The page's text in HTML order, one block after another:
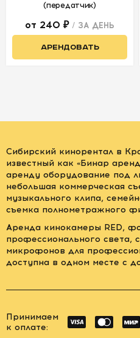
(передатчик)
от 240 ₽ / ЗА ДЕНЬ
АРЕНДОВАТЬ
Сибирский кинорентал в
известный как «Бинар
аренду оборудование под
небольшая коммерческая
музыкального клипа,
съемка полнометражного
Аренда кинокамеры RED,
профессионального света,
микрофонов для
доступна в одном месте с
Принимаем
к оплате: